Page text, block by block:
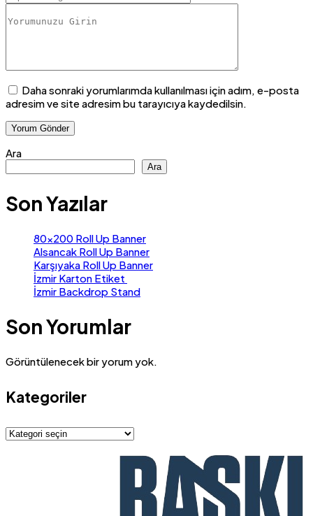
Daha sonraki yorumlarımda kullanılması için adım, e-posta
adresim ve site adresim bu tarayıcıya kaydedilsin.
Ara
Ara
Son Yazılar
80×200 Roll Up Banner
Alsancak Roll Up Banner
Karşıyaka Roll Up Banner
İzmir Karton Etiket
İzmir Backdrop Stand
Son Yorumlar
Görüntülenecek bir yorum yok.
Kategoriler
Kategoriler